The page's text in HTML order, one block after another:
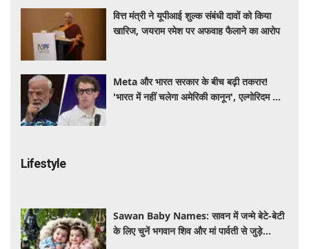
वित्त मंत्री ने यूपीआई शुल्क संबंधी दावों को किया
खारिज, जयराम रमेश पर अफवाह फैलाने का आरोप
Meta और भारत सरकार के बीच बढ़ी तकरार!
'भारत में नहीं चलेगा अमेरिकी कानून', एल्गोरिदम को
Lifestyle
Sawan Baby Names: सावन में जन्मे बेटे-बेटी
के लिए चुनें भगवान शिव और मां पार्वती से जुड़े